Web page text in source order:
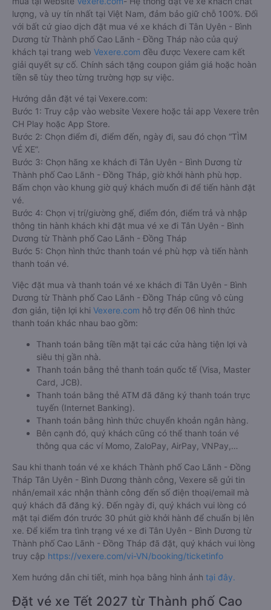
lượng, và uy tín nhất tại Việt Nam, đảm bảo giữ chỗ 100%. Đối
với bất cứ giao dịch đặt mua vé xe khách đi Tân Uyên - Bình
Dương từ Thành phố Cao Lãnh - Đồng Tháp nào của quý
khách tại trang web Vexere.com đều được Vexere cam kết
giải quyết sự cố. Chính sách tặng coupon giảm giá hoặc hoàn
tiền sẽ tùy theo từng trường hợp sự việc.
Hướng dẫn đặt vé tại Vexere.com:
Bước 1: Truy cập vào website Vexere hoặc tải app Vexere trên
CH Play hoặc App Store.
Bước 2: Chọn điểm đi, điểm đến, ngày đi, sau đó chọn “TÌM
VÉ XE”.
Bước 3: Chọn hãng xe khách đi Tân Uyên - Bình Dương từ
Thành phố Cao Lãnh - Đồng Tháp, giờ khởi hành phù hợp.
Bấm chọn vào khung giờ quý khách muốn đi để tiến hành đặt
vé.
Bước 4: Chọn vị trí/giường ghế, điểm đón, điểm trả và nhập
thông tin hành khách khi đặt mua vé xe đi Tân Uyên - Bình
Dương từ Thành phố Cao Lãnh - Đồng Tháp
Bước 5: Chọn hình thức thanh toán vé phù hợp và tiến hành
thanh toán vé.
Việc đặt mua và thanh toán vé xe khách đi Tân Uyên - Bình
Dương từ Thành phố Cao Lãnh - Đồng Tháp cũng vô cùng
đơn giản, tiện lợi khi Vexere.com hỗ trợ đến 06 hình thức
thanh toán khác nhau bao gồm:
Thanh toán bằng tiền mặt tại các cửa hàng tiện lợi và
siêu thị gần nhà.
Thanh toán bằng thẻ thanh toán quốc tế (Visa, Master
Card, JCB).
Thanh toán bằng thẻ ATM đã đăng ký thanh toán trực
tuyến (Internet Banking).
Thanh toán bằng hình thức chuyển khoản ngân hàng.
Bên cạnh đó, quý khách cũng có thể thanh toán vé
thông qua các ví Momo, ZaloPay, AirPay, VNPay,…
Sau khi thanh toán vé xe khách Thành phố Cao Lãnh - Đồng
Tháp Tân Uyên - Bình Dương thành công, Vexere sẽ gửi tin
nhắn/email xác nhận thành công đến số điện thoại/email mà
quý khách đã đăng ký. Đến ngày đi, quý khách vui lòng có
mặt tại điểm đón trước 30 phút giờ khởi hành để chuẩn bị lên
xe. Để kiểm tra tình trạng vé xe đi Tân Uyên - Bình Dương từ
Thành phố Cao Lãnh - Đồng Tháp đã đặt, quý khách vui lòng
truy cập https://vexere.com/vi-VN/booking/ticketinfo
Xem hướng dẫn chi tiết, minh họa bằng hình ảnh tại đây.
Đặt vé xe Tết 2027 từ Thành phố Cao